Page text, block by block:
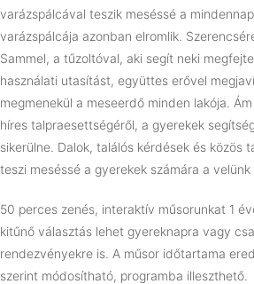
varázspálcával teszik meséssé a
varázspálcája azonban elromlik.
Sammel, a tűzoltóval, aki segít neki
használati utasítást, együttes erővel
megmenekül a meseerdő minden lakója.
híres talpraesettségéről, a gyerekek
sikerülne. Dalok, találós kérdések és közös
teszi meséssé a gyerekek számára a
50 perces zenés, interaktív műsorunkat 1
kitűnő választás lehet gyereknapra vagy
rendezvényekre is. A műsor időtartama
szerint módosítható, programba illeszthető.